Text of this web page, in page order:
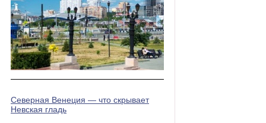
Северная Венеция — что скрывает
Невская гладь